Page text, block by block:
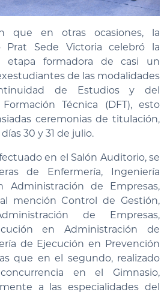
que en otras ocasiones, la
Prat Sede Victoria celebró la
etapa formadora de casi un
de las modalidades
de Estudios y del
Técnica (DFT), esto
ceremonias de titulación,
30 y 31 de julio.
en el Salón Auditorio, se
de Enfermería, Ingeniería
Administración de Empresas,
mención Control de Gestión,
de Empresas,
en Administración de
de Ejecución en Prevención
que en el segundo, realizado
en el Gimnasio,
a las especialidades del